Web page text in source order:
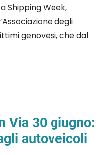
Shipping Week,
degli
genovesi, che dal
Via 30 giugno:
autoveicoli